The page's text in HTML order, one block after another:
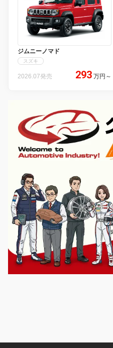
ジムニーノマド
スズキ
2026.07発売 293 万円 ～